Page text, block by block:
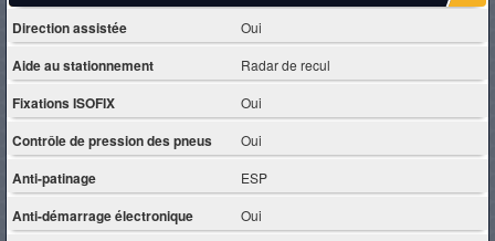
Direction assistée Oui
Aide au stationnement Radar de recul
Fixations ISOFIX Oui
Contrôle de pression des pneus Oui
Anti-patinage ESP
Anti-démarrage électronique Oui